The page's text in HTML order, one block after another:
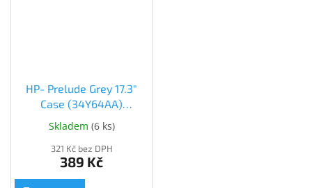
HP- Prelude Grey 17.3"
Case (34Y64AA)
(34Y64AA)
Skladem (6 ks)
321 Kč bez DPH
389 Kč